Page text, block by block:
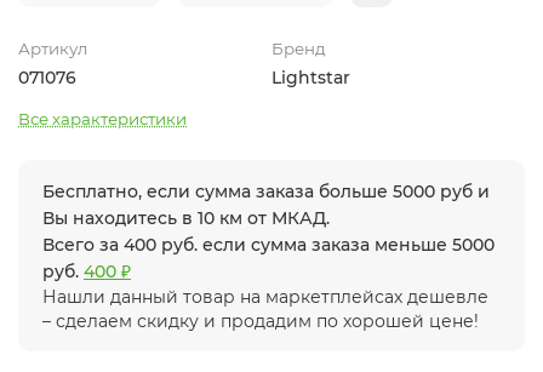
Артикул
071076
Бренд
Lightstar
Все характеристики
Бесплатно, если сумма заказа больше 5000 руб и
Вы находитесь в 10 км от МКАД.
Всего за 400 руб. если сумма заказа меньше 5000
руб. 400 ₽
Нашли данный товар на маркетплейсах дешевле
– сделаем скидку и продадим по хорошей цене!